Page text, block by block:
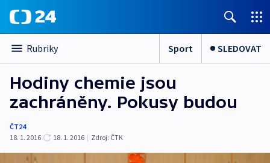
Rubriky Sport SLEDOVAT
Hodiny chemie jsou
zachráněny. Pokusy budou
ČT24
18. 1. 2016
18. 1. 2016 | Zdroj: ČTK